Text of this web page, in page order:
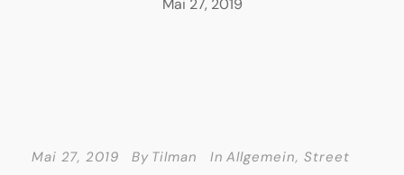
Mai 27, 2019
Mai 27, 2019 By Tilman In Allgemein, Street